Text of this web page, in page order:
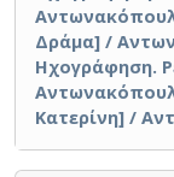
Δράμα] /
Ηχογράφηση.
Κατερίνη] /